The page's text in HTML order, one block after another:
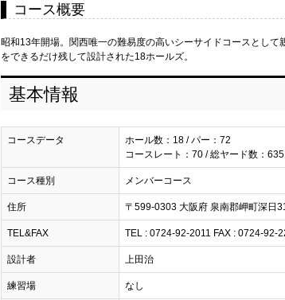
コース概要
昭和13年開場。関西唯一の難易度の高いシーサイドコースとし
をできるだけ残して設計された18ホールズ。
基本情報
コースデータ
ホール数：18 / パー：72
コースレート：70 / 総ヤード数：
コース種別 メンバーコース
住所 〒599-0303 大阪府 泉南郡岬町深日
TEL&FAX TEL : 0724-92-2011 FAX : 0724-92-
設計者 上田治
練習場 なし